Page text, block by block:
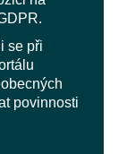
se při
povinnosti